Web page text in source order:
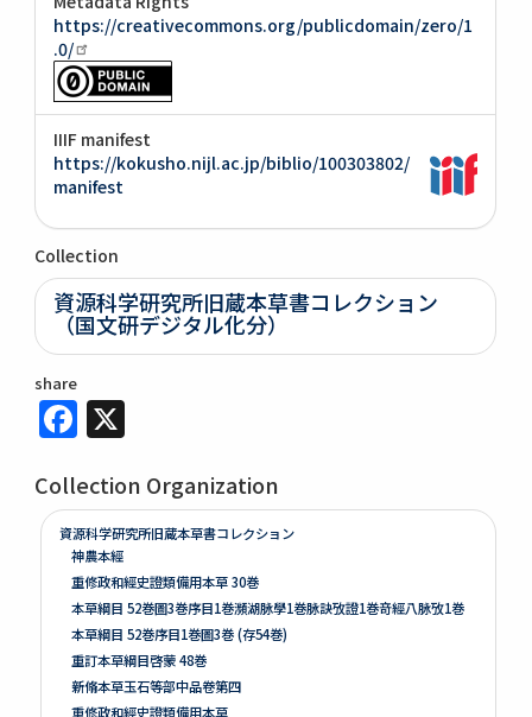
https://creativecommons.org/publicdomain/zero/1
.0/
IIIF manifest
https://kokusho.nijl.ac.jp/biblio/100303802/
manifest
Collection
資源科学研究所旧蔵本草書コレクション
（国文研デジタル化分）
share
Facebook
Collection Organization
資源科学研究所旧蔵本草書コレクション
神農本經
重修政和經史證類備用本草 30巻
本草綱目 52巻圖3巻序目1巻瀕湖脉學1巻脉訣攷證1巻竒經八脉攷1巻
本草綱目 52巻序目1巻圖3巻 (存54巻)
重訂本草綱目啓蒙 48巻
新脩本草玉石等部中品卷第四
重修政和經史證類備用本草